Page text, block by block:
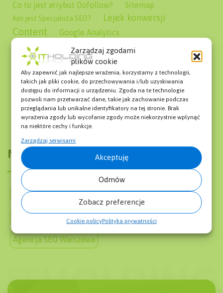
Zarządzaj zgodami
plików cookie
Aby zapewnić jak najlepsze wrażenia, korzystamy z technologii,
takich jak pliki cookie, do przechowywania i/lub uzyskiwania
dostępu do informacji o urządzeniu. Zgoda na te technologie
pozwoli nam przetwarzać dane, takie jak zachowanie podczas
przeglądania lub unikalne identyfikatory na tej stronie. Brak
wyrażenia zgody lub wycofanie zgody może niekorzystnie wpłynąć
na niektóre cechy i funkcje.
Zarządzaj serwisami
Akceptuję
Odmów
Zobacz preferencje
Cookie policyPolityka prywatności
Co to jest atrybut Dofollow?
Sitemap
Kim jest Specjalista SEO? Lejek konwersji
Content Google Analytics
Co to jest E-commerce?
Słownik SEO SEM
Co to jest ruch organiczny?
Co to jest Webinar?
Sponsored Links
Google Ads Keyword Planner
Co to jest artykuł sponsorowany?
Menu
O firmie Słownik SEO SEM Blog
Pozycjonowanie Stron Cennik Mapa Strony
Agencja SEO Warszawa